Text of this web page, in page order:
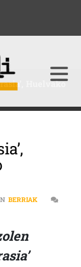
Huelvako
BERRIAK
GARRASIA’,